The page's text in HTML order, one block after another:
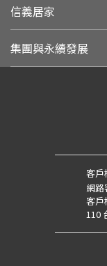
信義居家
集團與永續發展
客戶
網路
客戶
110